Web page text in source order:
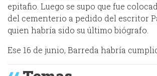
epitafio. Luego se supo que fue
del cementerio a pedido del escritor
quien habría sido su último biógrafo.
Ese 16 de junio, Barreda habría